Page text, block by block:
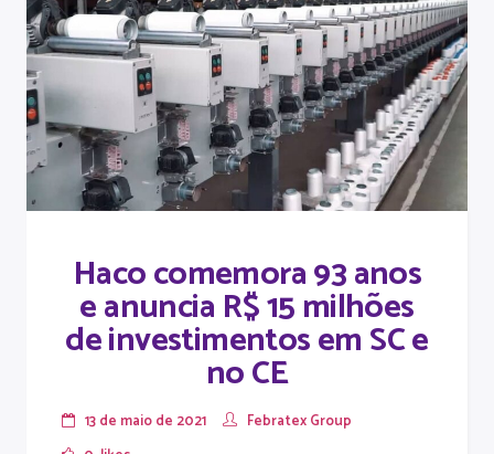
Haco comemora 93 anos
e anuncia R$ 15 milhões
de investimentos em SC e
no CE
13 de maio de 2021
Febratex Group